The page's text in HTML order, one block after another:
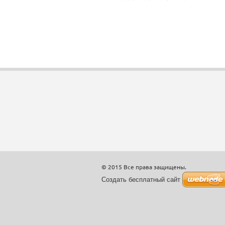
© 2015 Все права защищены.
Создать бесплатный сайт